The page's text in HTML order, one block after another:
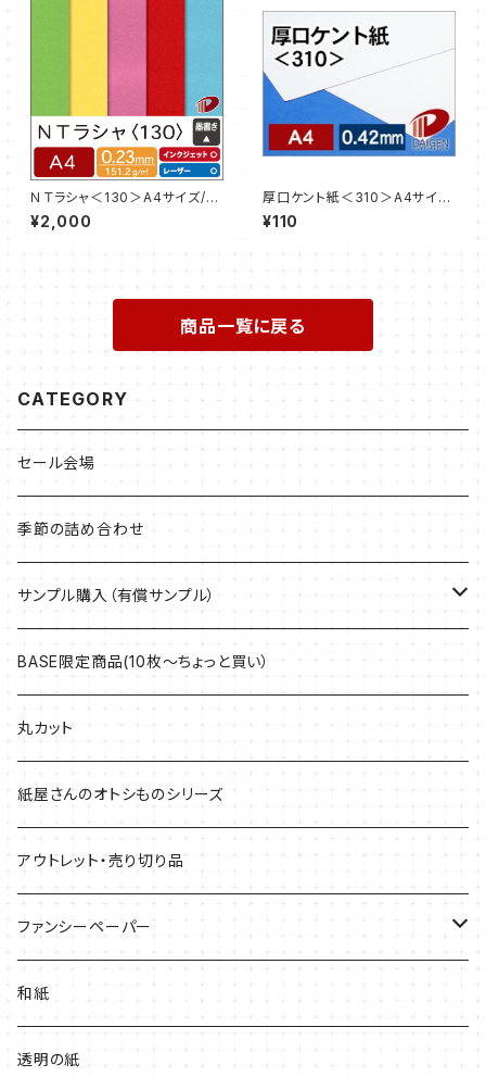
ＮＴラシャ＜130＞A4サイズ/5
0枚
¥2,000
厚口ケント紙＜310＞A4サイ
ズ/3枚【サンプル販売】
¥110
商品一覧に戻る
CATEGORY
セール会場
季節の詰め合わせ
サンプル購入（有償サンプル）
ケント紙・ぬり絵専用紙
アラベール
マルチプリンター用紙・インクジェット専用紙
上質紙・ヴァンヌーボ
耐水紙・キャストコート紙・ゼッケン
和紙・その他
厚紙
BASE限定商品(10枚～ちょっと買い）
丸カット
紙屋さんのオトシものシリーズ
アウトレット・売り切り品
ファンシーペーパー
タント
マーメイド
和紙
透明の紙